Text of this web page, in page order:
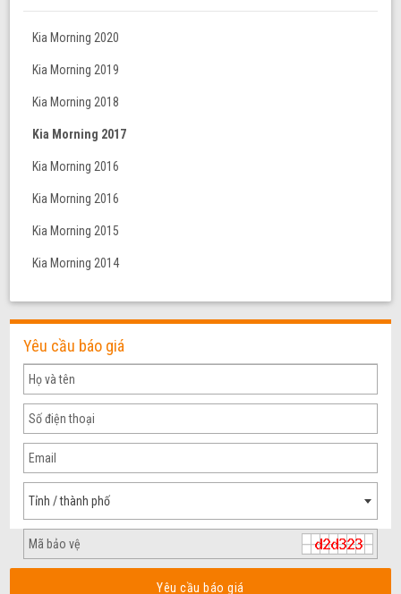
Kia Morning 2020
Kia Morning 2019
Kia Morning 2018
Kia Morning 2017
Kia Morning 2016
Kia Morning 2016
Kia Morning 2015
Kia Morning 2014
Yêu cầu báo giá
Tỉnh / thành phố
Yêu cầu báo giá